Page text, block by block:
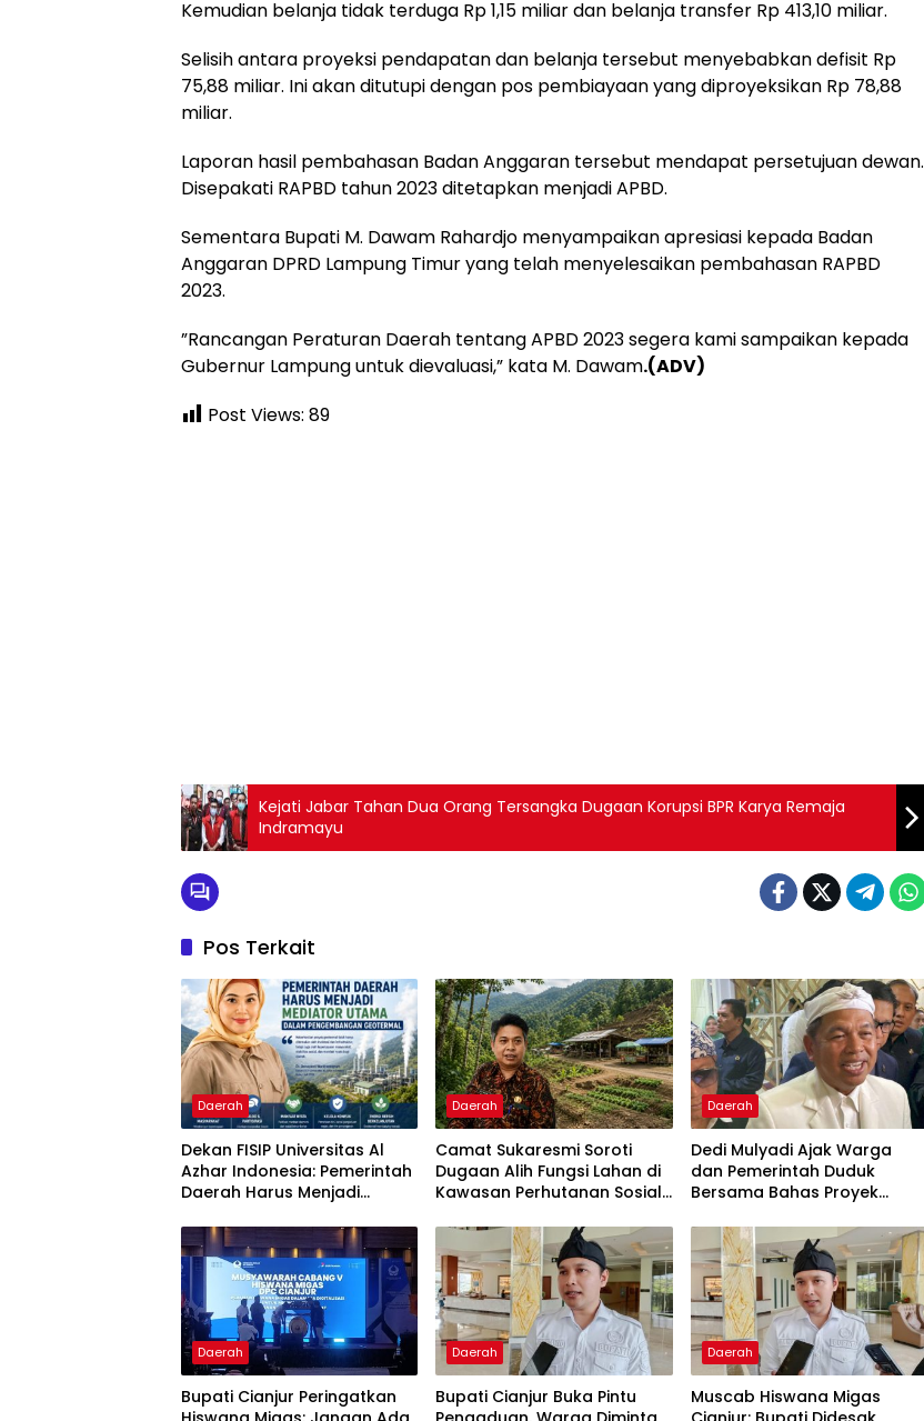
Kemudian belanja tidak terduga Rp 1,15 miliar dan belanja transfer Rp 413,10 miliar.
Selisih antara proyeksi pendapatan dan belanja tersebut menyebabkan defisit Rp
75,88 miliar. Ini akan ditutupi dengan pos pembiayaan yang diproyeksikan Rp 78,88
miliar.
Laporan hasil pembahasan Badan Anggaran tersebut mendapat persetujuan dewan.
Disepakati RAPBD tahun 2023 ditetapkan menjadi APBD.
Sementara Bupati M. Dawam Rahardjo menyampaikan apresiasi kepada Badan
Anggaran DPRD Lampung Timur yang telah menyelesaikan pembahasan RAPBD
2023.
”Rancangan Peraturan Daerah tentang APBD 2023 segera kami sampaikan kepada
Gubernur Lampung untuk dievaluasi,” kata M. Dawam.(ADV)
Post Views: 89
Kejati Jabar Tahan Dua Orang Tersangka Dugaan Korupsi BPR Karya Remaja
Indramayu
Pos Terkait
Daerah
Dekan FISIP Universitas Al
Azhar Indonesia: Pemerintah
Daerah Harus Menjadi
Pengembangan Geotermal
Daerah
Camat Sukaresmi Soroti
Dugaan Alih Fungsi Lahan di
Kawasan Perhutanan Sosial
Daerah
Dedi Mulyadi Ajak Warga
dan Pemerintah Duduk
Bersama Bahas Proyek
Daerah
Bupati Cianjur Peringatkan
Daerah
Bupati Cianjur Buka Pintu
Daerah
Muscab Hiswana Migas